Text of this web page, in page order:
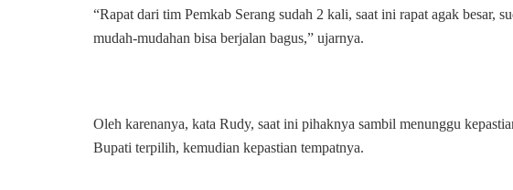
“Rapat dari tim Pemkab Serang sudah 2 kali, saat ini rapat agak besar,
mudah-mudahan bisa berjalan bagus,” ujarnya.
Oleh karenanya, kata Rudy, saat ini pihaknya sambil menunggu
Bupati terpilih, kemudian kepastian tempatnya.